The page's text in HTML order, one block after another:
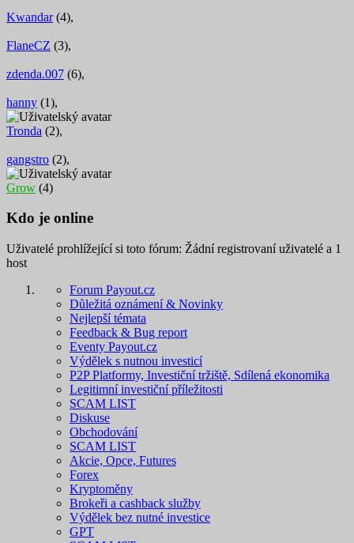
Kwandar(4),
FlaneCZ (3),
zdenda.007 (6),
hanny (1),
Tronda (2),
gangstro (2),
Grow (4)
Kdo je online
Uživatelé prohlížející si toto fórum: Žádní registrovaní uživatelé a 1
host
Forum Payout.cz
Důležitá oznámení & Novinky
Nejlepší témata
Feedback & Bug report
Eventy Payout.cz
Výdělek s nutnou investicí
P2P Platformy, Investiční tržiště, Sdílená ekonomika
Legitimní investiční příležitosti
SCAM LIST
Diskuse
Obchodování
SCAM LIST
Akcie, Opce, Futures
Forex
Kryptoměny
Brokeři a cashback služby
Výdělek bez nutné investice
GPT